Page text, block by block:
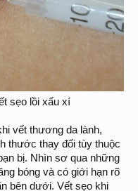
sẹo lồi xấu xí​
vết thương da lành,
thước thay đổi tùy thuộc
bị. Nhìn sơ qua những
bóng và có giới hạn rõ
bên dưới. Vết sẹo khi